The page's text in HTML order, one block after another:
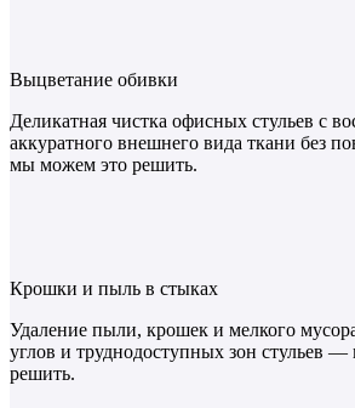
Выцветание обивки
Деликатная чистка офисных стульев с
аккуратного внешнего вида ткани без
мы можем это решить.
Крошки и пыль в стыках
Удаление пыли, крошек и мелкого
углов и труднодоступных зон стульев
решить.